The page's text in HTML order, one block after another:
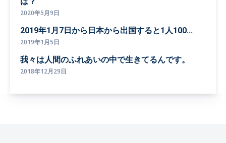
2020年5月9日
2019年1月7日から日本から出国すると1人100...
2019年1月5日
我々は人間のふれあいの中で生きてるんです。
2018年12月29日